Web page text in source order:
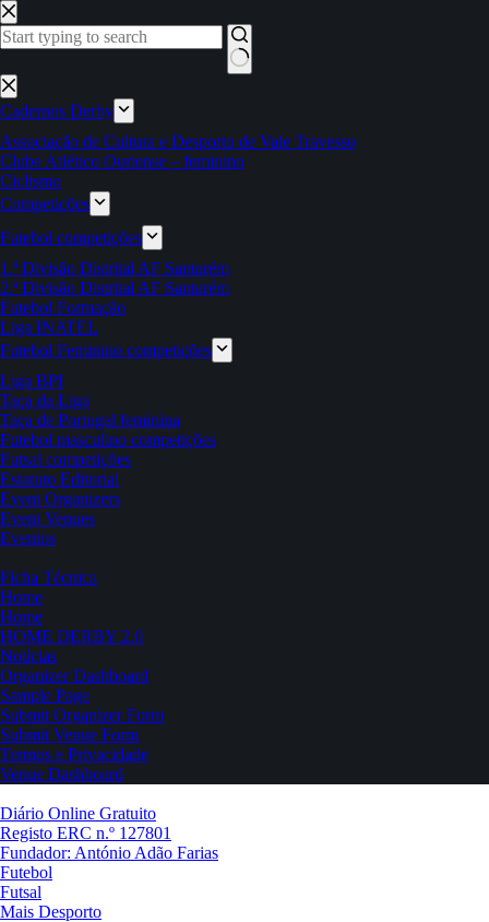
Pular
para
o
Sem
resultados
Cadernos Derby
Associação de Cultura e Desporto de Vale Travesso
Clube Atlético Ouriense – feminino
Ciclismo
Competições
Futebol competições
1.ª Divisão Distrital AF Santarém
2.ª Divisão Distrital AF Santarém
Futebol Formação
Liga INATEL
Futebol Feminino competições
Liga BPI
Taça da Liga
Taça de Portugal feminina
Futebol masculino competições
Futsal competições
Estatuto Editorial
Event Organizers
Event Venues
Eventos
Ficha Técnica
Home
Home
HOME DERBY 2.0
Notícias
Organizer Dashboard
Sample Page
Submit Organizer Form
Submit Venue Form
Termos e Privacidade
Venue Dashboard
Diário Online Gratuito
Registo ERC n.º 127801
Fundador: António Adão Farias
Futebol
Futsal
Mais Desporto